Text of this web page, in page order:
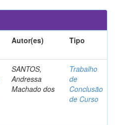
Autor(es) Tipo
SANTOS,
Andressa
Machado dos
Trabalho
de
Conclusão
de Curso